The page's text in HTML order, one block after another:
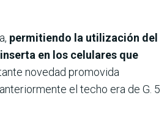
permitiendo la utilización del
en los celulares que
novedad promovida
el techo era de G. 5